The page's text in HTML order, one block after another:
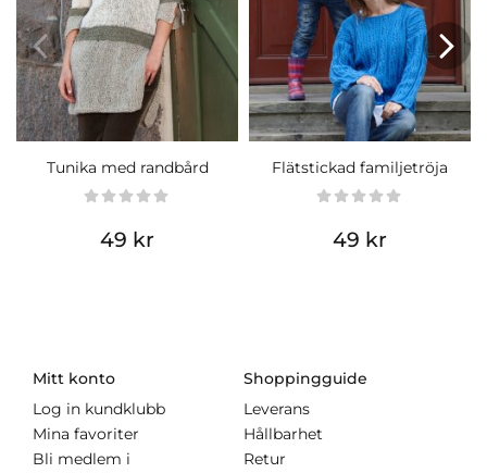
Tunika med randbård
49 kr
Flätstickad familjetröja
49 kr
Mitt konto
Log in kundklubb
Mina favoriter
Bli medlem i
Shoppingguide
Leverans
Hållbarhet
Retur